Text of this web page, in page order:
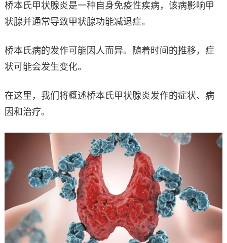
桥本氏甲状腺炎是一种自身免疫性疾病，该病影响甲
状腺并通常导致甲状腺功能减退症。
桥本氏病的发作可能因人而异。随着时间的推移，症
状可能会发生变化。
在这里，我们将概述桥本氏甲状腺炎发作的症状、病
因和治疗。